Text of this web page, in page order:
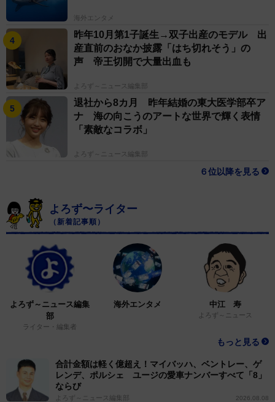
海外エンタメ
昨年10月第1子誕生→双子出産のモデル 出
産直前のおなか披露「はち切れそう」の
声 帝王切開で大量出血も
よろず～ニュース編集部
退社から8カ月 昨年結婚の東大医学部卒ア
ナ 海の向こうのアートな世界で輝く表情
「素敵なコラボ」
よろず～ニュース編集部
６位以降を見る
よろず〜ライター
（新着記事順）
よろず～ニュース編集
部
ライター・編集者
海外エンタメ 中江 寿
よろず～ニュース
もっと見る
合計金額は軽く億超え！マイバッハ、ベントレー、ゲ
レンデ、ポルシェ ユージの愛車ナンバーすべて「8」
ならび
よろず～ニュース編集部 2026.08.08